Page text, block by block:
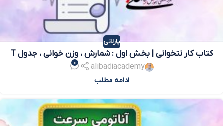
پارلاتی
کتاب کار نتخوانی | بخش اول : شمارش ، وزن خوانی ، جدول T
alibadiacademy
0
ادامه مطلب